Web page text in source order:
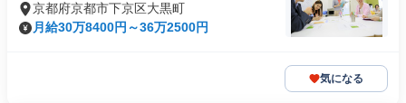
京都府京都市下京区大黒町
月給30万8400円～36万2500円
気になる